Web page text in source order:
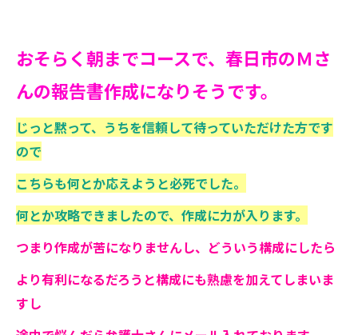
おそらく朝までコースで、春日市のＭさ
んの報告書作成になりそうです。
じっと黙って、うちを信頼して待っていただけた方です
ので
こちらも何とか応えようと必死でした。
何とか攻略できましたので、作成に力が入ります。
つまり作成が苦になりませんし、どういう構成にしたら
より有利になるだろうと構成にも熟慮を加えてしまいま
すし